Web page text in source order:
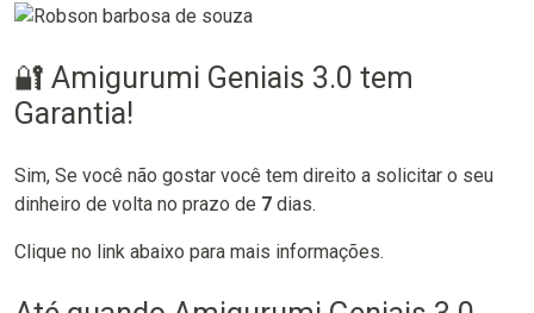
🔐 Amigurumi Geniais 3.0 tem
Garantia!
Sim, Se você não gostar você tem direito a solicitar o seu
dinheiro de volta no prazo de 7 dias.
Clique no link abaixo para mais informações.